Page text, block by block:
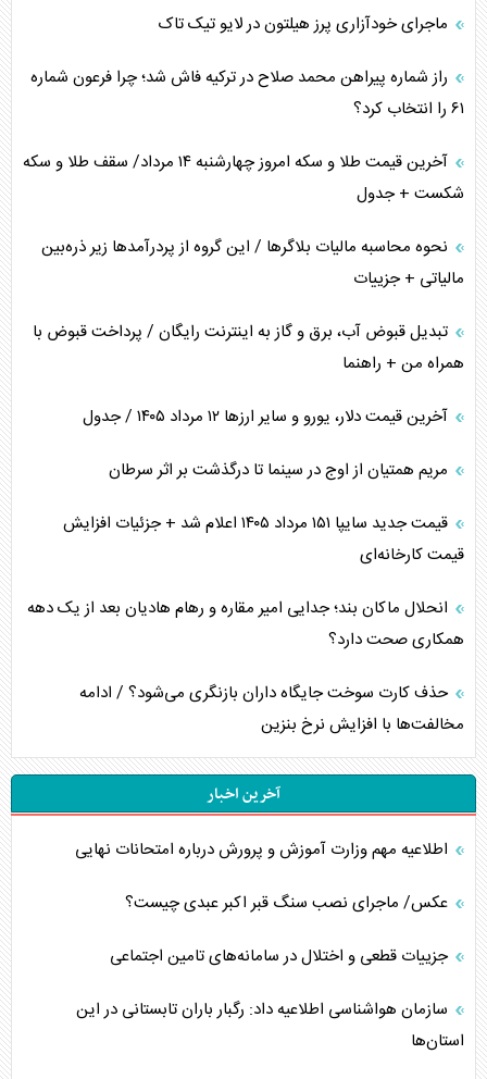
فضای مجازی، چالش تربیتی خانواده‌ها
پیامدهای خطرناک حمله اوکراین به کشتی ایرانی
ماجرای خودآزاری پرز هیلتون در لایو تیک تاک
راز شماره پیراهن محمد صلاح در ترکیه فاش شد؛ چرا فرعون شماره
۶۱ را انتخاب کرد؟
آخرین قیمت طلا و سکه امروز چهارشنبه ۱۴ مرداد/ سقف طلا و سکه
شکست + جدول
نحوه محاسبه مالیات بلاگر‌ها / این گروه از پردرآمد‌ها زیر ذره‌بین
مالیاتی + جزییات
تبدیل قبوض آب، برق و گاز به اینترنت رایگان / پرداخت قبوض با
همراه من + راهنما
آخرین قیمت دلار، یورو و سایر ارز‌ها ۱۲ مرداد ۱۴۰۵ / جدول
مریم همتیان از اوج در سینما تا درگذشت بر اثر سرطان
قیمت جدید سایپا ۱۵۱ مرداد ۱۴۰۵ اعلام شد + جزئیات افزایش
قیمت کارخانه‌ای
انحلال ماکان بند؛ جدایی امیر مقاره و رهام هادیان بعد از یک دهه
همکاری صحت دارد؟
حذف کارت سوخت جایگاه داران بازنگری می‌شود؟ / ادامه
مخالفت‌ها با افزایش نرخ بنزین
آخرین اخبار
اطلاعیه مهم وزارت آموزش و پرورش درباره امتحانات نهایی
عکس/ ماجرای نصب سنگ قبر اکبر عبدی چیست؟
جزییات قطعی و اختلال در سامانه‌های تامین اجتماعی
سازمان هواشناسی اطلاعیه داد: رگبار باران تابستانی در این
استان‌ها